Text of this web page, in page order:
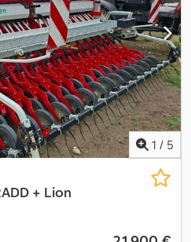
1 / 5
+ Lion